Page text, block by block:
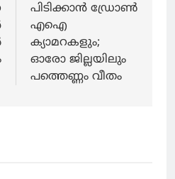
പിടിക്കാന്‍ ഡ്രോണ്‍
എഐ
ക്യാമറകളും;
ഓരോ ജില്ലയിലും
പത്തെണ്ണം വീതം